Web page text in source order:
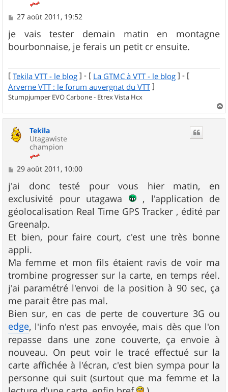
M
s
s
a
27 août 2011, 19:52
je vais tester demain matin en montagne
bourbonnaise, je ferais un petit cr ensuite.
[ Tekila VTT - le blog ] - [ La GTMC à VTT - le blog ] - [
Arverne VTT : le forum auvergnat du VTT ]
Stumpjumper EVO Carbone - Etrex Vista Hcx
a
Tekila
Utagawiste
champion
M
s
s
a
g
e
29 août 2011, 10:00
j'ai donc testé pour vous hier matin, en
exclusivité pour utagawa
, l'application de
géolocalisation Real Time GPS Tracker , édité par
Greenalp.
Et bien, pour faire court, c'est une très bonne
appli.
Ma femme et mon fils étaient ravis de voir ma
trombine progresser sur la carte, en temps réel.
j'ai paramétré l'envoi de la position à 90 sec, ça
me parait être pas mal.
Bien sur, en cas de perte de couverture 3G ou
edge, l'info n'est pas envoyée, mais dès que l'on
repasse dans une zone couverte, ça envoie à
nouveau. On peut voir le tracé effectué sur la
carte affichée à l'écran, c'est bien sympa pour la
personne qui suit (surtout que ma femme et la